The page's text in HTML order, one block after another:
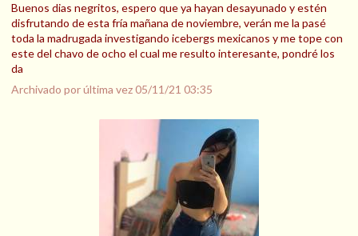
Buenos dias negritos, espero que ya hayan desayunado y estén
disfrutando de esta fría mañana de noviembre, verán me la pasé
toda la madrugada investigando icebergs mexicanos y me tope con
este del chavo de ocho el cual me resulto interesante, pondré los
da
Archivado por última vez05/11/21 03:35